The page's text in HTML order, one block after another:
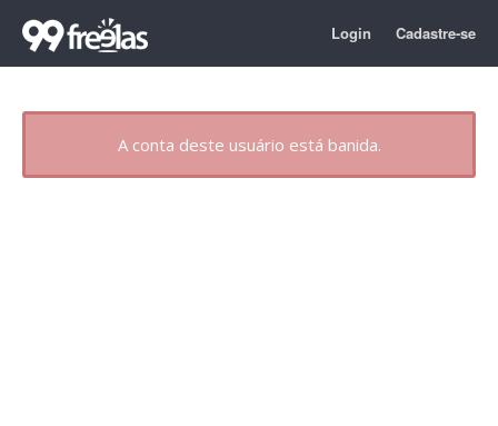
Login Cadastre-se
A conta deste usuário está banida.